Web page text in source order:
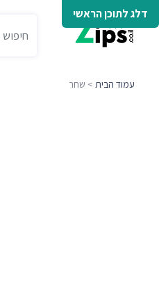
דלג לתוכן הראשי
עמוד הבית > שחר